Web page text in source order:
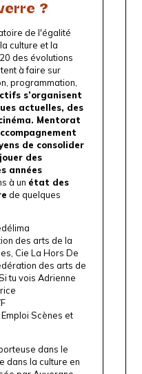
?
de l'égalité
culture et la
des évolutions
à faire sur
programmation,
s’organisent
actuelles, des
Mentorat
de consolider
des
années
à un état des
de quelques
des arts de la
Cie La Hors De
des arts de
tu vois Adrienne
Scènes et
dans le
dans la culture en